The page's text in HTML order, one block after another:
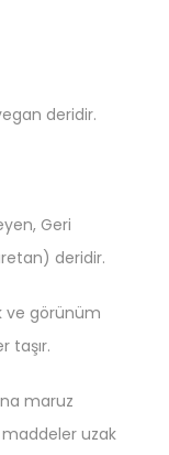
deridir.
Geri
deridir.
ve görünüm
taşır.
maruz
maddeler uzak